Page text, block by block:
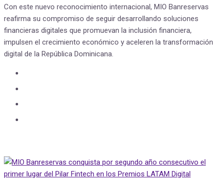
Con este nuevo reconocimiento internacional, MIO Banreservas
reafirma su compromiso de seguir desarrollando soluciones
financieras digitales que promuevan la inclusión financiera,
impulsen el crecimiento económico y aceleren la transformación
digital de la República Dominicana.